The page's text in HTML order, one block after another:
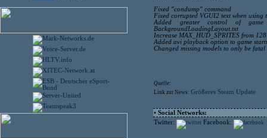
Fixed "condump" command
Fixed corrupted VGUI2 text when
Added greater control of game
BackgroundLoadingLayout.txt
Increase MAX_HUD_SPRITES from
Added avi playback option to game
Changed missing models to only be
Quelle:
Link zur News: Größeres Steam Update
• Social Networks:
Twitter:
Facebook: